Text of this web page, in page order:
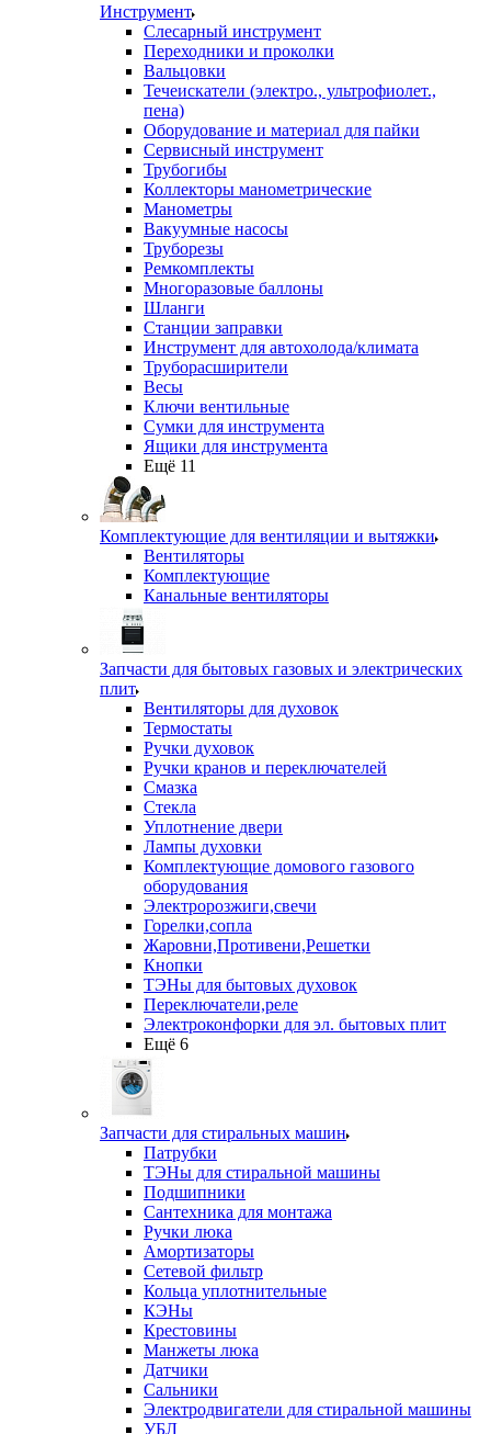
Инструмент
Слесарный инструмент
Переходники и проколки
Вальцовки
Течеискатели (электро., ультрофиолет.,
пена)
Оборудование и материал для пайки
Сервисный инструмент
Трубогибы
Коллекторы манометрические
Манометры
Вакуумные насосы
Труборезы
Ремкомплекты
Многоразовые баллоны
Шланги
Станции заправки
Инструмент для автохолода/климата
Труборасширители
Весы
Ключи вентильные
Сумки для инструмента
Ящики для инструмента
Ещё 11
Комплектующие для вентиляции и вытяжки
Вентиляторы
Комплектующие
Канальные вентиляторы
Запчасти для бытовых газовых и электрических
плит
Вентиляторы для духовок
Термостаты
Ручки духовок
Ручки кранов и переключателей
Смазка
Стекла
Уплотнение двери
Лампы духовки
Комплектующие домового газового
оборудования
Электророзжиги,свечи
Горелки,сопла
Жаровни,Противени,Решетки
Кнопки
ТЭНы для бытовых духовок
Переключатели,реле
Электроконфорки для эл. бытовых плит
Ещё 6
Запчасти для стиральных машин
Патрубки
ТЭНы для стиральной машины
Подшипники
Сантехника для монтажа
Ручки люка
Амортизаторы
Сетевой фильтр
Кольца уплотнительные
КЭНы
Крестовины
Манжеты люка
Датчики
Сальники
Электродвигатели для стиральной машины
УБЛ